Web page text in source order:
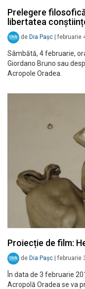
Prelegere
libertatea
de Dia Pașc | februarie
Sâmbătă, 4 februarie,
Giordano Bruno sau
Acropole Oradea.
Proiecție de film:
de Dia Pașc | februarie
În data de 3 februarie
Acropolă Oradea se va